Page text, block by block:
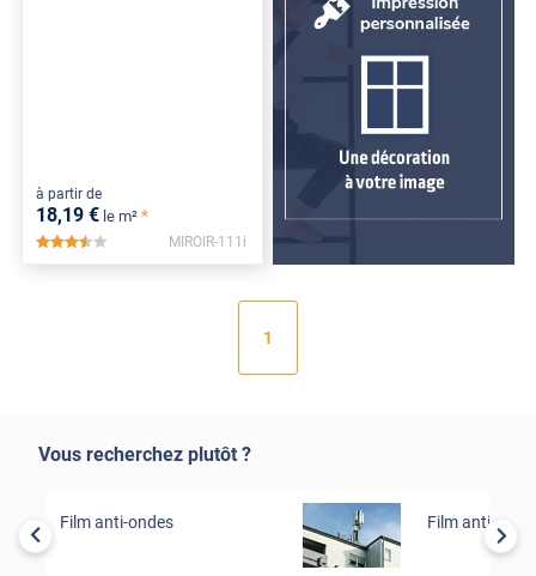
à partir de
18,19 € le m² *
*****
MIROIR-111i
1
Vous recherchez plutôt ?
Film anti-ondes Film anti-buée